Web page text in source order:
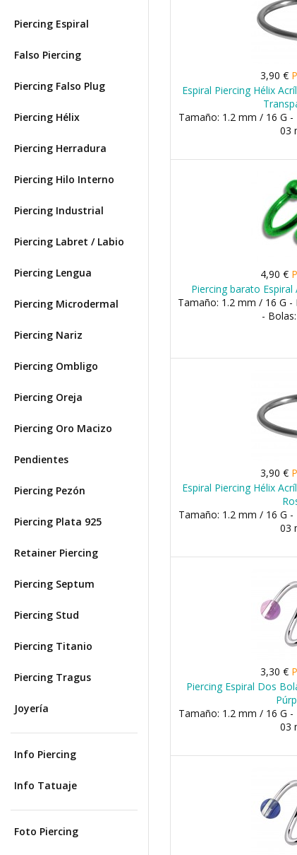
Piercing Espiral
Falso Piercing
Piercing Falso Plug
Piercing Hélix
Piercing Herradura
Piercing Hilo Interno
Piercing Industrial
Piercing Labret / Labio
Piercing Lengua
Piercing Microdermal
Piercing Nariz
Piercing Ombligo
Piercing Oreja
Piercing Oro Macizo
Pendientes
Piercing Pezón
Piercing Plata 925
Retainer Piercing
Piercing Septum
Piercing Stud
Piercing Titanio
Piercing Tragus
Joyería
Info Piercing
Info Tatuaje
Foto Piercing
3,90 €
Espiral Piercing Hélix
Tamaño: 1.2 mm / 16 G
03
4,90 €
Piercing barato
Tamaño: 1.2 mm / 16 G
-
3,90 €
Espiral Piercing Hélix
Tamaño: 1.2 mm / 16 G
03
3,30 €
Piercing Espiral Dos
Tamaño: 1.2 mm / 16 G
03